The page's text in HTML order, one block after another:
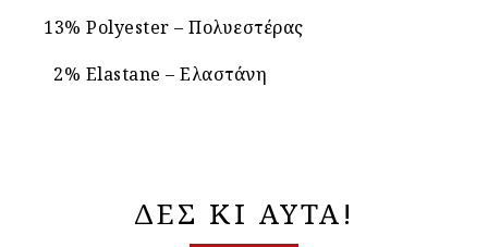
13% Polyester – Πολυεστέρας
2% Elastane – Ελαστάνη
ΔΕΣ ΚΙ ΑΥΤΑ!